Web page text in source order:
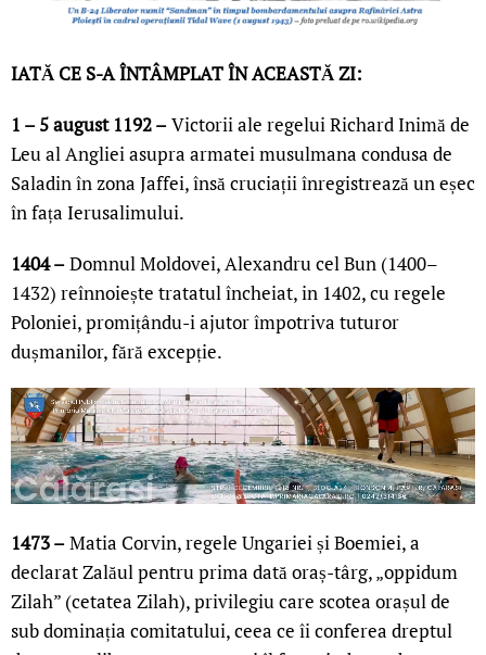
IATĂ CE S-A ÎNTÂMPLAT ÎN ACEASTĂ ZI:
1 – 5 august 1192 –Victorii ale regelui Richard Inimă de
Leu al Angliei asupra armatei musulmana condusa de
Saladin în zona Jaffei, însă cruciații înregistrează un eșec
în fața Ierusalimului.
1404 –Domnul Moldovei, Alexandru cel Bun (1400–
1432) reînnoiește tratatul încheiat, in 1402, cu regele
Poloniei, promițându-i ajutor împotriva tuturor
dușmanilor, fără excepție.
1473 –Matia Corvin, regele Ungariei și Boemiei, a
declarat Zalăul pentru prima dată oraș-târg, „oppidum
Zilah” (cetatea Zilah), privilegiu care scotea orașul de
sub dominația comitatului, ceea ce îi conferea dreptul